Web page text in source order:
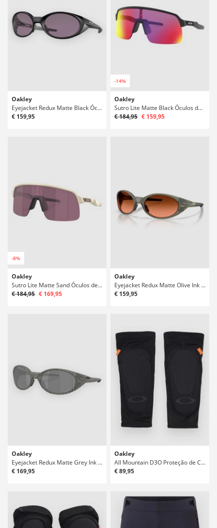
Oakley
Eyejacket Redux Matte Black Óculos de Sol
€ 159,95
-14%
Oakley
Sutro Lite Matte Black Óculos de Sol
€ 184,95 € 159,95
-8%
Oakley
Sutro Lite Matte Sand Óculos de Sol
€ 184,95 € 169,95
Oakley
Eyejacket Redux Matte Olive Ink Óculos de Sol
€ 159,95
Oakley
Eyejacket Redux Matte Grey Ink Fnpt Óculos de Sol
€ 169,95
Oakley
All Mountain D3O Proteção de Cotovelos
€ 89,95